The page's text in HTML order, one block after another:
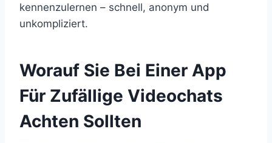
kennenzulernen – schnell, anonym und
unkompliziert.
Worauf Sie Bei Einer App
Für Zufällige Videochats
Achten Sollten